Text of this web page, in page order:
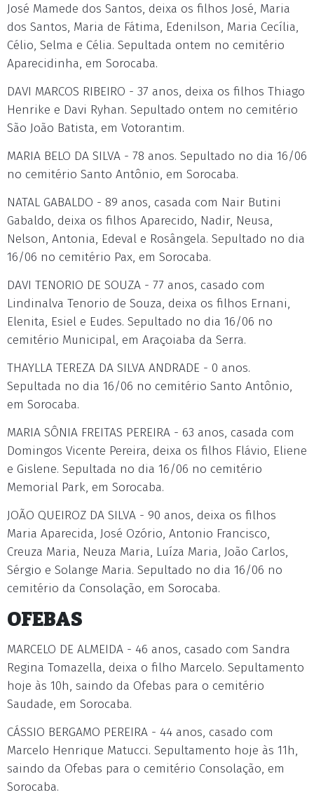
José Mamede dos Santos, deixa os filhos José, Maria
dos Santos, Maria de Fátima, Edenilson, Maria Cecília,
Célio, Selma e Célia. Sepultada ontem no cemitério
Aparecidinha, em Sorocaba.
DAVI MARCOS RIBEIRO - 37 anos, deixa os filhos Thiago
Henrike e Davi Ryhan. Sepultado ontem no cemitério
São João Batista, em Votorantim.
MARIA BELO DA SILVA - 78 anos. Sepultado no dia 16/06
no cemitério Santo Antônio, em Sorocaba.
NATAL GABALDO - 89 anos, casada com Nair Butini
Gabaldo, deixa os filhos Aparecido, Nadir, Neusa,
Nelson, Antonia, Edeval e Rosângela. Sepultado no dia
16/06 no cemitério Pax, em Sorocaba.
DAVI TENORIO DE SOUZA - 77 anos, casado com
Lindinalva Tenorio de Souza, deixa os filhos Ernani,
Elenita, Esiel e Eudes. Sepultado no dia 16/06 no
cemitério Municipal, em Araçoiaba da Serra.
THAYLLA TEREZA DA SILVA ANDRADE - 0 anos.
Sepultada no dia 16/06 no cemitério Santo Antônio,
em Sorocaba.
MARIA SÔNIA FREITAS PEREIRA - 63 anos, casada com
Domingos Vicente Pereira, deixa os filhos Flávio, Eliene
e Gislene. Sepultada no dia 16/06 no cemitério
Memorial Park, em Sorocaba.
JOÃO QUEIROZ DA SILVA - 90 anos, deixa os filhos
Maria Aparecida, José Ozório, Antonio Francisco,
Creuza Maria, Neuza Maria, Luíza Maria, João Carlos,
Sérgio e Solange Maria. Sepultado no dia 16/06 no
cemitério da Consolação, em Sorocaba.
OFEBAS
MARCELO DE ALMEIDA - 46 anos, casado com Sandra
Regina Tomazella, deixa o filho Marcelo. Sepultamento
hoje às 10h, saindo da Ofebas para o cemitério
Saudade, em Sorocaba.
CÁSSIO BERGAMO PEREIRA - 44 anos, casado com
Marcelo Henrique Matucci. Sepultamento hoje às 11h,
saindo da Ofebas para o cemitério Consolação, em
Sorocaba.